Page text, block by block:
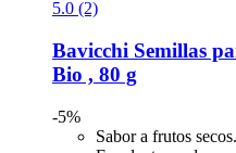
5.0 (2)
Bavicchi Semillas
Bio , 80 g
-5%
Sabor a frutos secos.